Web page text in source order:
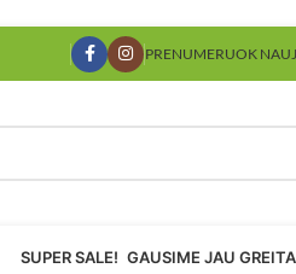
PRENUMERUOK
SUPER SALE! GAUSIME JAU